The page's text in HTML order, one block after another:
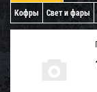
Кофры
Свет и фары